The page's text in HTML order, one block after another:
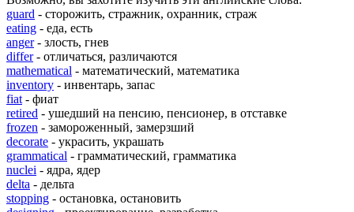
guard - сторожить, стражник, охранник, страж
eating - еда, есть
anger- злость, гнев
differ- отличаться, различаются
mathematical - математический, математика
inventory - инвентарь, запас
fiat - фиат
retired - ушедший на пенсию, пенсионер, в отставке
frozen - замороженный, замерзший
decorate - украсить, украшать
grammatical - грамматический, грамматика
nuclei - ядра, ядер
delta - дельта
stopping - остановка, остановить